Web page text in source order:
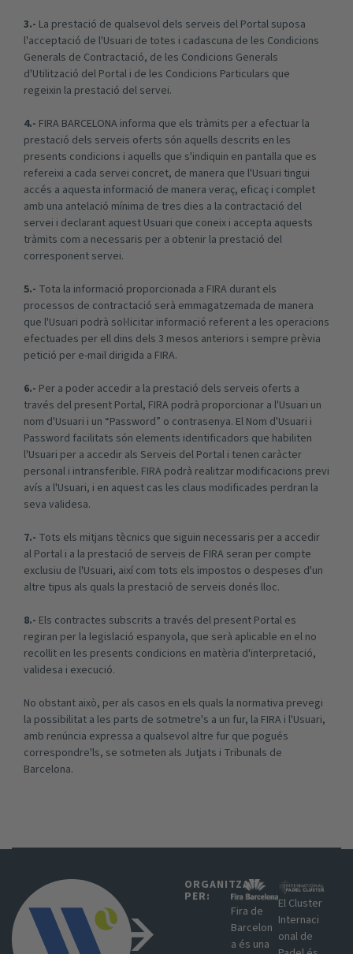
3.- La prestació de qualsevol dels serveis del Portal suposa
l'acceptació de l'Usuari de totes i cadascuna de les Condicions
Generals de Contractació, de les Condicions Generals
d'Utilització del Portal i de les Condicions Particulars que
regeixin la prestació del servei.
4.- FIRA BARCELONA informa que els tràmits per a efectuar la
prestació dels serveis oferts són aquells descrits en les
presents condicions i aquells que s'indiquin en pantalla que es
refereixi a cada servei concret, de manera que l'Usuari tingui
accés a aquesta informació de manera veraç, eficaç i complet
amb una antelació mínima de tres dies a la contractació del
servei i declarant aquest Usuari que coneix i accepta aquests
tràmits com a necessaris per a obtenir la prestació del
corresponent servei.
5.- Tota la informació proporcionada a FIRA durant els
processos de contractació serà emmagatzemada de manera
que l'Usuari podrà sol·licitar informació referent a les operacions
efectuades per ell dins dels 3 mesos anteriors i sempre prèvia
petició per e-mail dirigida a FIRA.
6.- Per a poder accedir a la prestació dels serveis oferts a
través del present Portal, FIRA podrà proporcionar a l'Usuari un
nom d'Usuari i un “Password” o contrasenya. El Nom d'Usuari i
Password facilitats són elements identificadors que habiliten
l'Usuari per a accedir als Serveis del Portal i tenen caràcter
personal i intransferible. FIRA podrà realitzar modificacions previ
avís a l'Usuari, i en aquest cas les claus modificades perdran la
seva validesa.
7.- Tots els mitjans tècnics que siguin necessaris per a accedir
al Portal i a la prestació de serveis de FIRA seran per compte
exclusiu de l'Usuari, així com tots els impostos o despeses d'un
altre tipus als quals la prestació de serveis donés lloc.
8.- Els contractes subscrits a través del present Portal es
regiran per la legislació espanyola, que serà aplicable en el no
recollit en les presents condicions en matèria d'interpretació,
validesa i execució.
No obstant això, per als casos en els quals la normativa prevegi
la possibilitat a les parts de sotmetre's a un fur, la FIRA i l'Usuari,
amb renúncia expressa a qualsevol altre fur que pogués
correspondre'ls, se sotmeten als Jutjats i Tribunals de
Barcelona.
ORGANITZAT
PER:​
Fira de
Barcelon
a és una
El Cluster
Internaci
onal de